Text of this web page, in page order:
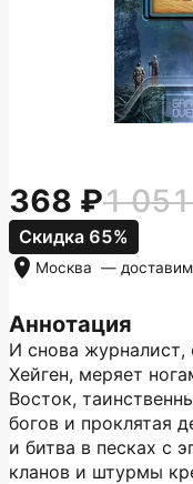
Аннотация
И снова
Хейген, меряет
Восток,
богов и проклятая
и битва в песках с
кланов и штурмы
368 1 051
Скидка 65%
Москва — доставим